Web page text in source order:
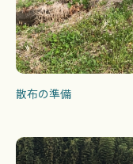
散布の準備